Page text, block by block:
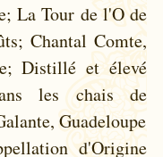
La Tour de l'O de
Chantal Comte,
Distillé et élevé
les chais de
Guadeloupe
d'Origine